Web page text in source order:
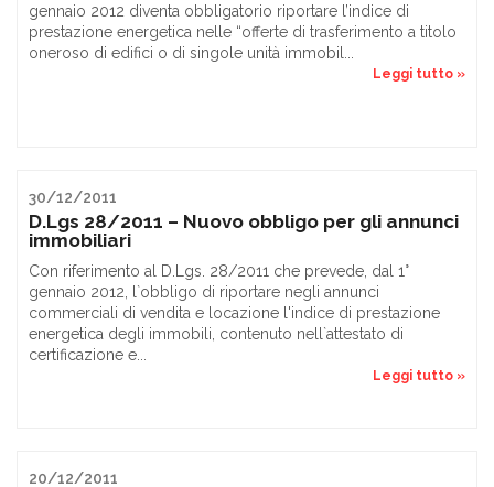
gennaio 2012 diventa obbligatorio riportare l’indice di
prestazione energetica nelle “offerte di trasferimento a titolo
oneroso di edifici o di singole unità immobil...
Leggi tutto »
30/12/2011
D.Lgs 28/2011 – Nuovo obbligo per gli annunci
immobiliari
Con riferimento al D.Lgs. 28/2011 che prevede, dal 1°
gennaio 2012, l`obbligo di riportare negli annunci
commerciali di vendita e locazione l'indice di prestazione
energetica degli immobili, contenuto nell`attestato di
certificazione e...
Leggi tutto »
20/12/2011